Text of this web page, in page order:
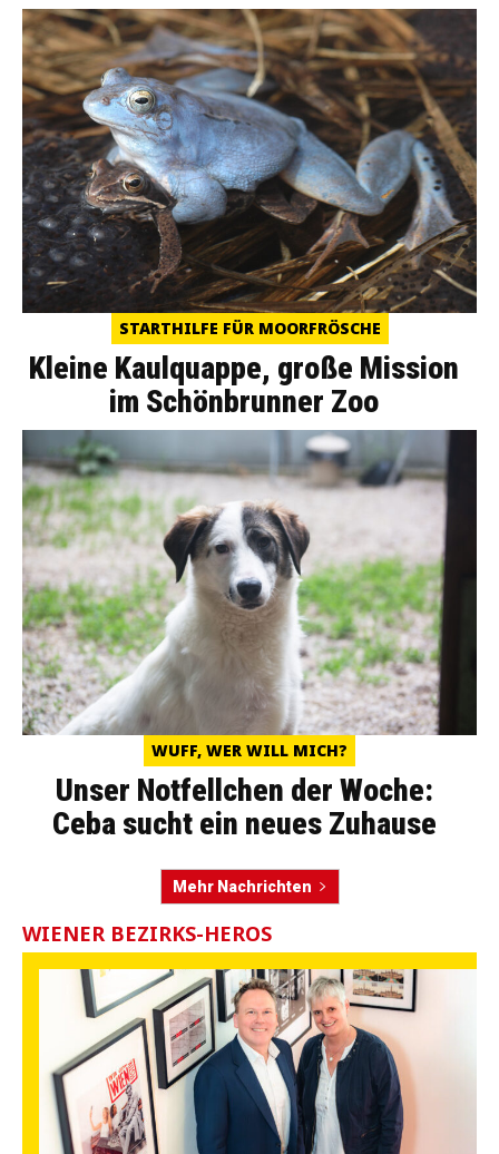
STARTHILFE FÜR MOORFRÖSCHE
Kleine Kaulquappe, große Mission
im Schönbrunner Zoo
WUFF, WER WILL MICH?
Unser Notfellchen der Woche:
Ceba sucht ein neues Zuhause
Mehr Nachrichten
WIENER BEZIRKS-HEROS